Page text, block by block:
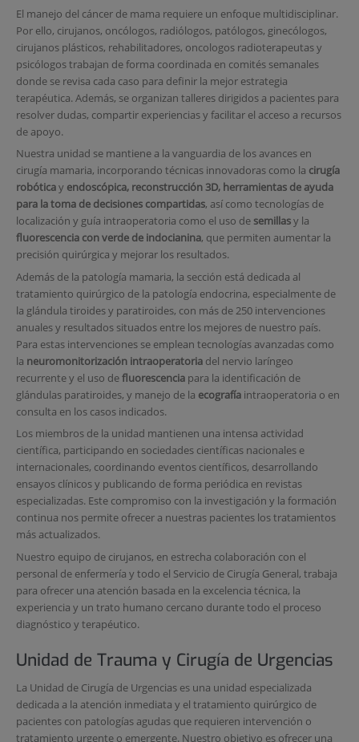
El manejo del cáncer de mama requiere un enfoque multidisciplinar.
Por ello, cirujanos, oncólogos, radiólogos, patólogos, ginecólogos,
cirujanos plásticos, rehabilitadores, oncologos radioterapeutas y
psicólogos trabajan de forma coordinada en comités semanales
donde se revisa cada caso para definir la mejor estrategia
terapéutica. Además, se organizan talleres dirigidos a pacientes para
resolver dudas, compartir experiencias y facilitar el acceso a recursos
de apoyo.
Nuestra unidad se mantiene a la vanguardia de los avances en
cirugía mamaria, incorporando técnicas innovadoras como la cirugía
robóticay endoscópica, reconstrucción 3D, herramientas de ayuda
para la toma de decisiones compartidas, así como tecnologías de
localización y guía intraoperatoria como el uso desemillasy la
fluorescencia con verde de indocianina, que permiten aumentar la
precisión quirúrgica y mejorar los resultados.
Además de la patología mamaria, la sección está dedicada al
tratamiento quirúrgico de la patología endocrina, especialmente de
la glándula tiroides y paratiroides, con más de 250 intervenciones
anuales y resultados situados entre los mejores de nuestro país.
Para estas intervenciones se emplean tecnologías avanzadas como
la neuromonitorización intraoperatoria del nervio laríngeo
recurrente y el uso defluorescencia para la identificación de
glándulas paratiroides, y manejo de la ecografíaintraoperatoria o en
consulta en los casos indicados.
Los miembros de la unidad mantienen una intensa actividad
científica, participando en sociedades científicas nacionales e
internacionales, coordinando eventos científicos, desarrollando
ensayos clínicos y publicando de forma periódica en revistas
especializadas. Este compromiso con la investigación y la formación
continua nos permite ofrecer a nuestras pacientes los tratamientos
más actualizados.
Nuestro equipo de cirujanos, en estrecha colaboración con el
personal de enfermería y todo el Servicio de Cirugía General, trabaja
para ofrecer una atención basada en la excelencia técnica, la
experiencia y un trato humano cercano durante todo el proceso
diagnóstico y terapéutico.
Unidad de Trauma y Cirugía de Urgencias
La Unidad de Cirugía de Urgencias es una unidad especializada
dedicada a la atención inmediata y el tratamiento quirúrgico de
pacientes con patologías agudas que requieren intervención o
tratamiento urgente o emergente. Nuestro objetivo es ofrecer una